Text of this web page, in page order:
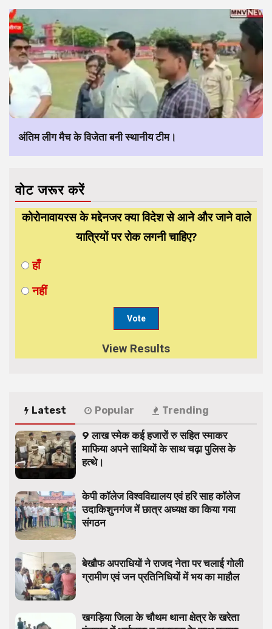
अंतिम लीग मैच के विजेता बनी स्थानीय टीम।
वोट जरूर करें
कोरोनावायरस के मद्देनजर क्या विदेश से आने और जाने वाले
यात्रियों पर रोक लगनी चाहिए?
हाँ
नहीं
View Results
Latest Popular Trending
9 लाख स्मेक कई हजारों रु सहित स्माकर
माफिया अपने साथियों के साथ चढ़ा पुलिस के
हत्थे।
केपी कॉलेज विश्वविद्यालय एवं हरि साह कॉलेज
उदाकिशुनगंज में छात्र अध्यक्ष का किया गया
संगठन
बेखौफ अपराधियों ने राजद नेता पर चलाई गोली
ग्रामीण एवं जन प्रतिनिधियों में भय का माहौल
खगड़िया जिला के चौथम थाना क्षेत्र के खरेता